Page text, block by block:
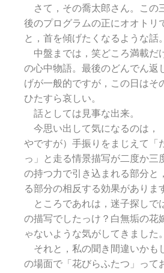
さて，その喬太郎さん。この
後のプログラムの正にオオトリ
と，首を傾げたくなるような話。
中盤までは，笑どころ満載だ
の心中物語。最後のどんでん返
げが一般的ですが，この日はそ
ひたすら哀しい。
話としては見事な出来。
今思い出して気になるのは，
やですが）手振りをまじえて「
っ」と走る情景描写が二度か三
の持つ力で引き込まれる部分と
る部分の相反する効果がありま
ところであれは，迷子探しで
の描写でしたっけ？白無垢の花
ゃないような気がしてきました。
それと，私の聞き間違いかも
の場面で「花びらふたつ」って